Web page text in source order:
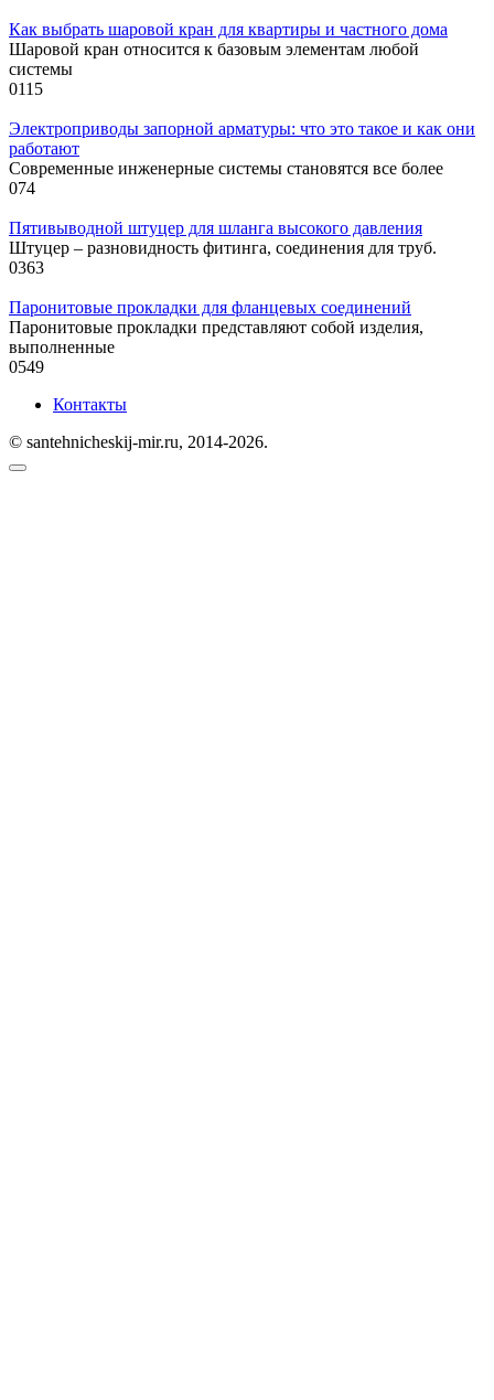
Как выбрать шаровой кран для квартиры и частного дома
Шаровой кран относится к базовым элементам любой
системы
0115
Электроприводы запорной арматуры: что это такое и как они
работают
Современные инженерные системы становятся все более
074
Пятивыводной штуцер для шланга высокого давления
Штуцер – разновидность фитинга, соединения для труб.
0363
Паронитовые прокладки для фланцевых соединений
Паронитовые прокладки представляют собой изделия,
выполненные
0549
Контакты
© santehnicheskij-mir.ru, 2014-2026.